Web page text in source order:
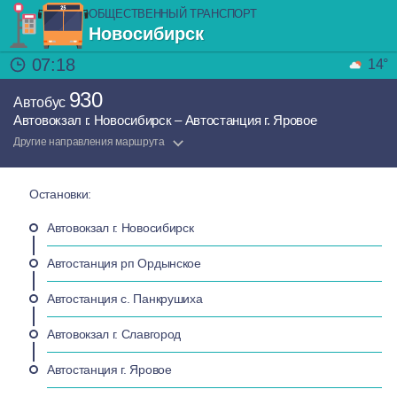
ОБЩЕСТВЕННЫЙ ТРАНСПОРТ
Новосибирск
07:18
14°
Автобус 930
Автовокзал г. Новосибирск – Автостанция г. Яровое
Другие направления маршрута
Остановки:
Автовокзал г. Новосибирск
Автостанция рп Ордынское
Автостанция с. Панкрушиха
Автовокзал г. Славгород
Автостанция г. Яровое